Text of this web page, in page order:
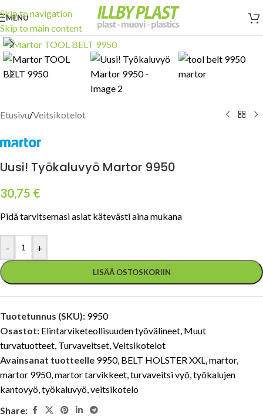
Skip to navigation
Skip to main content
MENU
Click to enlarge
Etusivu/Veitsikotelot
Uusi! Työkaluvyö Martor 9950
30,75 €
Pidä tarvitsemasi asiat kätevästi aina mukana
- +
LISÄÄ OSTOSKORIIN
Tuotetunnus (SKU): 9950
Osastot: Elintarviketeollisuuden työvälineet, Muut
turvatuotteet, Turvaveitset,Veitsikotelot
Avainsanat tuotteelle 9950, BELT HOLSTER XXL,martor,
martor 9950,martor tarvikkeet,turvaveitsi vyö,työkalujen
kantovyö,työkaluvyö,veitsikotelo
Share: